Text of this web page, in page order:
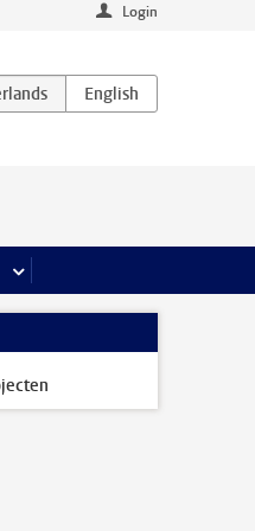
Login
& Marketing pagina’s
meer Veiligheid pagina’s